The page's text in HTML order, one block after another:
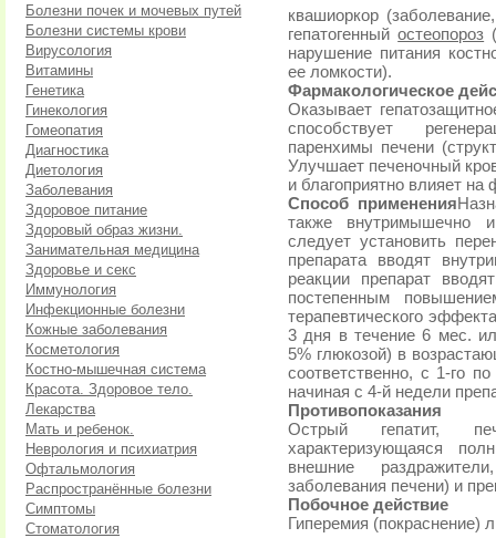
Болезни почек и мочевых путей
Болезни системы крови
Вирусология
Витамины
Генетика
Гинекология
Гомеопатия
Диагностика
Диетология
Заболевания
Здоровое питание
Здоровый образ жизни.
Занимательная медицина
Здоровье и секс
Иммунология
Инфекционные болезни
Кожные заболевания
Косметология
Костно-мышечная система
Красота. Здоровое тело.
Лекарства
Мать и ребенок.
Неврология и психиатрия
Офтальмология
Распространённые болезни
Симптомы
Стоматология
квашиоркор
гепатогенныйостеопороз
нарушение питания
ее ломкости).
Фармакологическое
Оказывает
способствует
паренхимы печени
Улучшает печеночный
и благоприятно влияет на
Способ применения
также внутримышечно
следует установить
препарата вводят
реакции препарат
постепенным
терапевтического
3 дня в течение 6 мес.
5% глюкозой) в
соответственно, с 1-го
начиная с 4-й недели
Противопоказания
Острый гепатит,
характеризующаяся
внешние
заболевания печени) и
Побочное действие
Гиперемия (покраснение)